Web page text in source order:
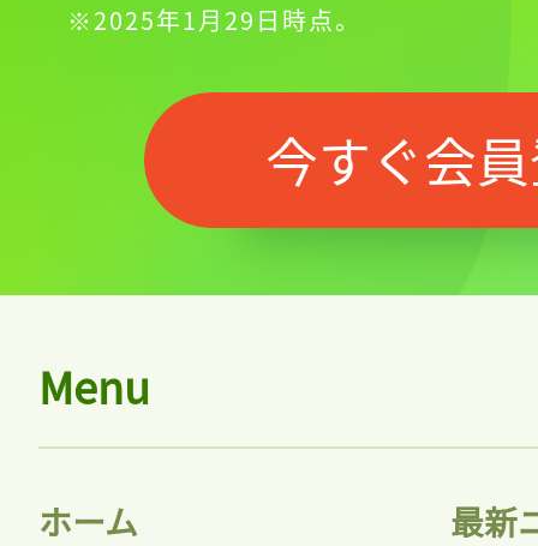
※2025年1月29日時点。
今すぐ会
Menu
ホーム 最新